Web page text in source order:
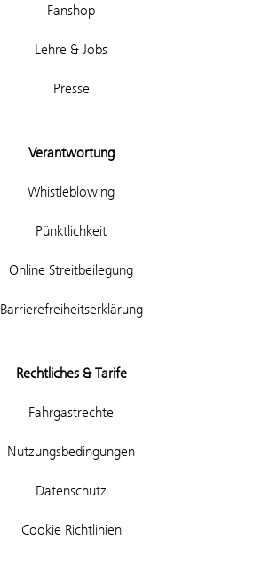
Fanshop
Lehre & Jobs
Presse
Verantwortung
Whistleblowing
Pünktlichkeit
Online Streitbeilegung
Barrierefreiheitserklärung
Rechtliches & Tarife
Fahrgastrechte
Nutzungsbedingungen
Datenschutz
Cookie Richtlinien